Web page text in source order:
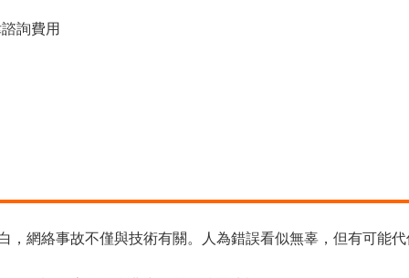
詢費用
，網絡事故不僅與技術有關。人為錯誤看似無辜，但有可能